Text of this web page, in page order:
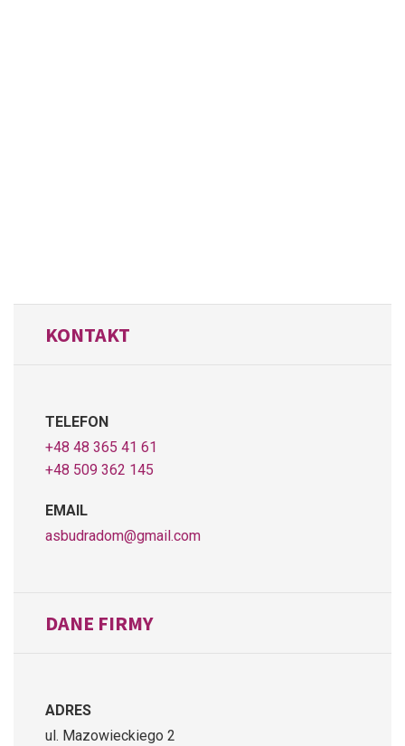
KONTAKT
TELEFON
+48 48 365 41 61
+48 509 362 145
EMAIL
asbudradom@gmail.com
DANE FIRMY
ADRES
ul. Mazowieckiego 2